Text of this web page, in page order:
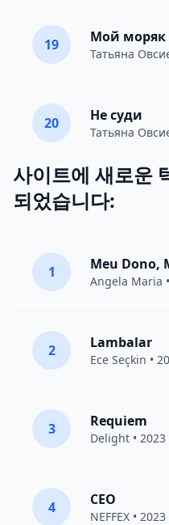
19 Мой моряк
Татьяна
20 Не суди
Татьяна
사이트에 새로운
되었습니다:
1 Meu Dono,
Angela Maria
2 Lambalar
Ece Seçkin •
3 Requiem
Delight • 2023
4 CEO
NEFFEX • 2023